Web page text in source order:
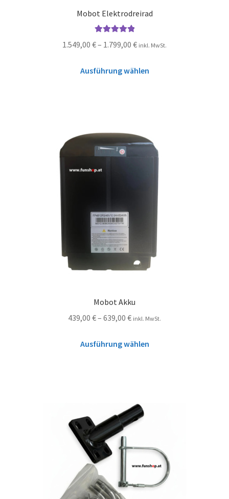
Mobot Elektrodreirad
von 5
1.549,00 €– 1.799,00 € inkl. MwSt.
Ausführung wählen
Mobot Akku
439,00 €– 639,00 € inkl. MwSt.
Ausführung wählen